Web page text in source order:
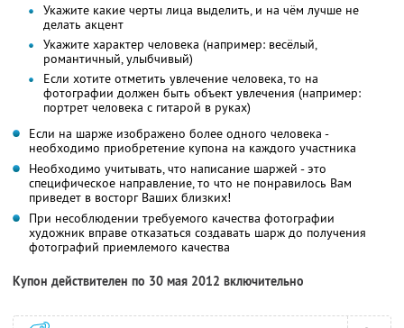
Укажите какие черты лица выделить, и на чём лучше не
делать акцент
Укажите характер человека (например: весёлый,
романтичный, улыбчивый)
Если хотите отметить увлечение человека, то на
фотографии должен быть объект увлечения (например:
портрет человека с гитарой в руках)
Если на шарже изображено более одного человека -
необходимо приобретение купона на каждого участника
Необходимо учитывать, что написание шаржей - это
специфическое направление, то что не понравилось Вам
приведет в восторг Ваших близких!
При несоблюдении требуемого качества фотографии
художник вправе отказаться создавать шарж до получения
фотографий приемлемого качества
Купон действителен по 30 мая 2012 включительно